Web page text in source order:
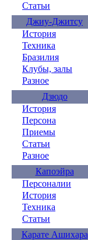
Статьи
Джиу-Джитсу
История
Техника
Бразилия
Клубы, залы
Разное
Дзюдо
История
Персона
Приемы
Статьи
Разное
Капоэйра
Персоналии
История
Техника
Статьи
Карате Ашихара